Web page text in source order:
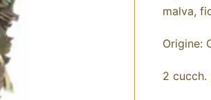
malva,
Origine:
2 cucch.